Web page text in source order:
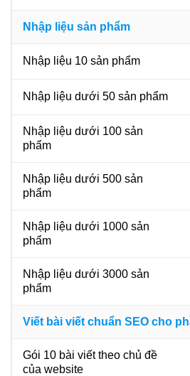
Nhập liệu sản phẩm
Nhập liệu 10 sản phẩm
Nhập liệu dưới 50 sản phẩm
Nhập liệu dưới 100 sản
phẩm
Nhập liệu dưới 500 sản
phẩm
Nhập liệu dưới 1000 sản
phẩm
Nhập liệu dưới 3000 sản
phẩm
Viết bài viết chuẩn SEO cho
Gói 10 bài viết theo chủ đề
của website